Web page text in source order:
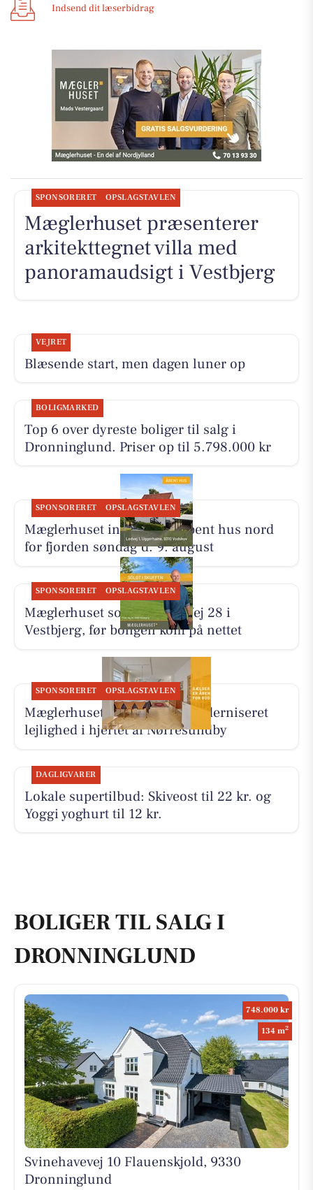
Indsend dit læserbidrag
SPONSORERET OPSLAGSTAVLEN
Mæglerhuset præsenterer
arkitekttegnet villa med
panoramaudsigt i Vestbjerg
VEJRET
Blæsende start, men dagen luner op
BOLIGMARKED
Top 6 over dyreste boliger til salg i
Dronninglund. Priser op til 5.798.000 kr
SPONSORERET OPSLAGSTAVLEN
Mæglerhuset inviterer til åbent hus nord
for fjorden søndag d. 9. august
SPONSORERET OPSLAGSTAVLEN
Mæglerhuset solgte Tines Vej 28 i
Vestbjerg, før boligen kom på nettet
SPONSORERET OPSLAGSTAVLEN
Mæglerhuset præsenterer moderniseret
lejlighed i hjertet af Nørresundby
DAGLIGVARER
Lokale supertilbud: Skiveost til 22 kr. og
Yoggi yoghurt til 12 kr.
BOLIGER TIL SALG I
DRONNINGLUND
748.000 kr
134 m2
Svinehavevej 10 Flauenskjold, 9330
Dronninglund